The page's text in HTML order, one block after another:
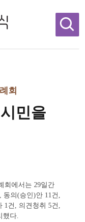
회
민을
회에서는 29일간
동의(승인)안 11건,
1건, 의견청취 5건,
했다.